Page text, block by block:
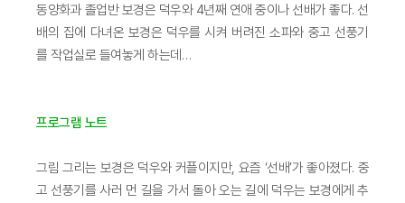
동양화과 졸업반 보경은 덕우와 4년째 연애 중이나 선배가 좋다. 선
배의 집에 다녀온 보경은 덕우를 시켜 버려진 소파와 중고 선풍기
를 작업실로 들여놓게 하는데…
프로그램 노트
그림 그리는 보경은 덕우와 커플이지만, 요즘 ‘선배’가 좋아졌다. 중
고 선풍기를 사러 먼 길을 가서 돌아 오는 길에 덕우는 보경에게 추